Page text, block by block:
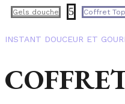
Gels douche 5 Coffret
INSTANT DOUCEUR ET